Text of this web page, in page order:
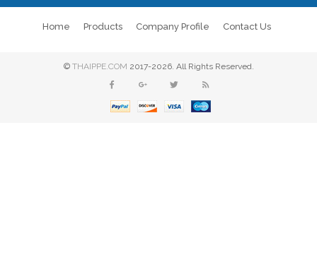
Home Products Company Profile Contact Us
© THAIPPE.COM 2017-2026. All Rights Reserved.